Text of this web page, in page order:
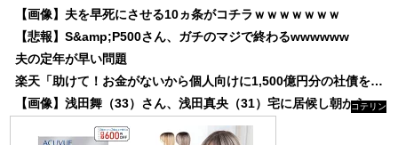
【画像】夫を早死にさせる10ヵ条がコチラｗｗｗｗｗｗｗ
【悲報】S&amp;P500さん、ガチのマジで終わるwwwwww
夫の定年が早い問題
楽天「助けて！お金がないから個人向けに1,500億円分の社債を発行するのみんな買ってね！」⇐買う❓
【画像】浅田舞（33）さん、浅田真央（31）宅に居候し朝からパチ三昧…
コテリン